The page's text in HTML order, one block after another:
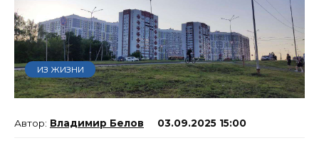
ИЗ ЖИЗНИ
Владимир Белов 03.09.2025 15:00